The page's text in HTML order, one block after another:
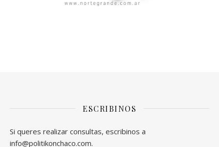
ESCRIBINOS
Si queres realizar consultas, escribinos a
info@politikonchaco.com.